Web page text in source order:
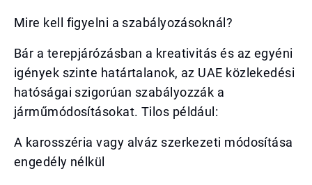
Mire kell figyelni a szabályozásoknál?
Bár a terepjárózásban a kreativitás és az egyéni
igények szinte határtalanok, az UAE közlekedési
hatóságai szigorúan szabályozzák a
járműmódosításokat. Tilos például:
A karosszéria vagy alváz szerkezeti módosítása
engedély nélkül